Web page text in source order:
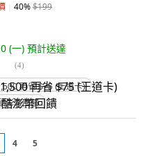
40%$199
(一) 預計送達
(4)
再省 $75 (王道卡)
澎幣回饋
4 5